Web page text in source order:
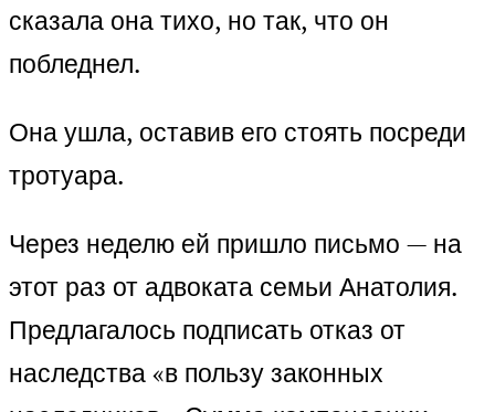
сказала она тихо, но так, что он
побледнел.
Она ушла, оставив его стоять посреди
тротуара.
Через неделю ей пришло письмо — на
этот раз от адвоката семьи Анатолия.
Предлагалось подписать отказ от
наследства «в пользу законных